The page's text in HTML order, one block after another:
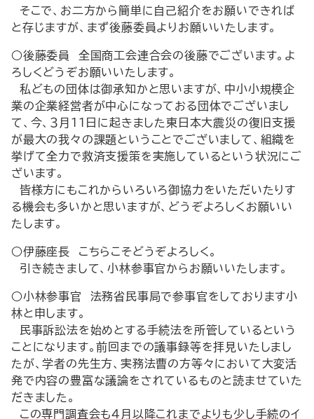
そこで、お二方から簡単に自己紹介をお願いできれば
と存じますが、まず後藤委員よりお願いいたします。
○後藤委員 全国商工会連合会の後藤でございます。よ
ろしくどうぞお願いいたします。
私どもの団体は御承知かと思いますが、中小小規模企
業の企業経営者が中心になっておる団体でございまし
て、今、３月11日に起きました東日本大震災の復旧支援
が最大の我々の課題ということでございまして、組織を
挙げて全力で救済支援策を実施しているという状況にご
ざいます。
皆様方にもこれからいろいろ御協力をいただいたりす
る機会も多いかと思いますが、どうぞよろしくお願いい
たします。
○伊藤座長 こちらこそどうぞよろしく。
引き続きまして、小林参事官からお願いいたします。
○小林参事官 法務省民事局で参事官をしております小
林と申します。
民事訴訟法を始めとする手続法を所管しているという
ことになります。前回までの議事録等を拝見いたしまし
たが、学者の先生方、実務法曹の方等々において大変活
発で内容の豊富な議論をされているものと読ませていた
だきました。
この専門調査会も４月以降これまでよりも少し手続のイ